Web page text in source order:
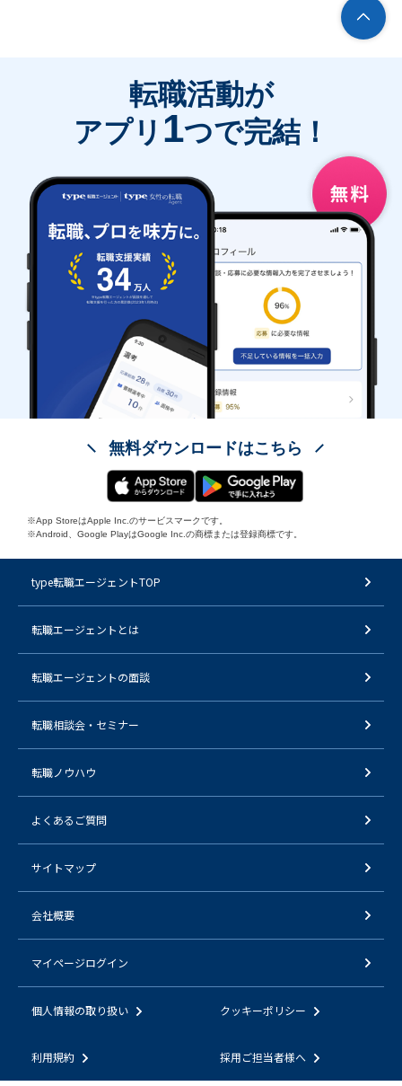
転職活動が
アプリ 1つで完結！
無料ダウンロードはこちら
※App StoreはApple Inc.のサービスマークです。
※Android、Google PlayはGoogle Inc.の商標または登録商標です。
type転職エージェントTOP
転職エージェントとは
転職エージェントの面談
転職相談会・セミナー
転職ノウハウ
よくあるご質問
サイトマップ
会社概要
マイページログイン
個人情報の取り扱い クッキーポリシー
利用規約 採用ご担当者様へ